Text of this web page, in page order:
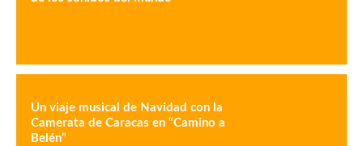
Un viaje musical de Navidad con la
Camerata de Caracas en “Camino a
Belén”